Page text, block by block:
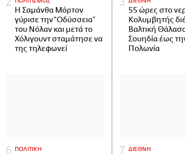
Η Σαμάνθα Μόρτον
γύρισε την “Οδύσσεια”
του Νόλαν και μετά το
Χόλιγουντ σταμάτησε να
της τηλεφωνεί
55 ώρες στο
Κολυμβητής
Βαλτική
Σουηδία έως
Πολωνία
ΠΟΛΙΤΙΚΗ ΔΙΕΘΝΗ